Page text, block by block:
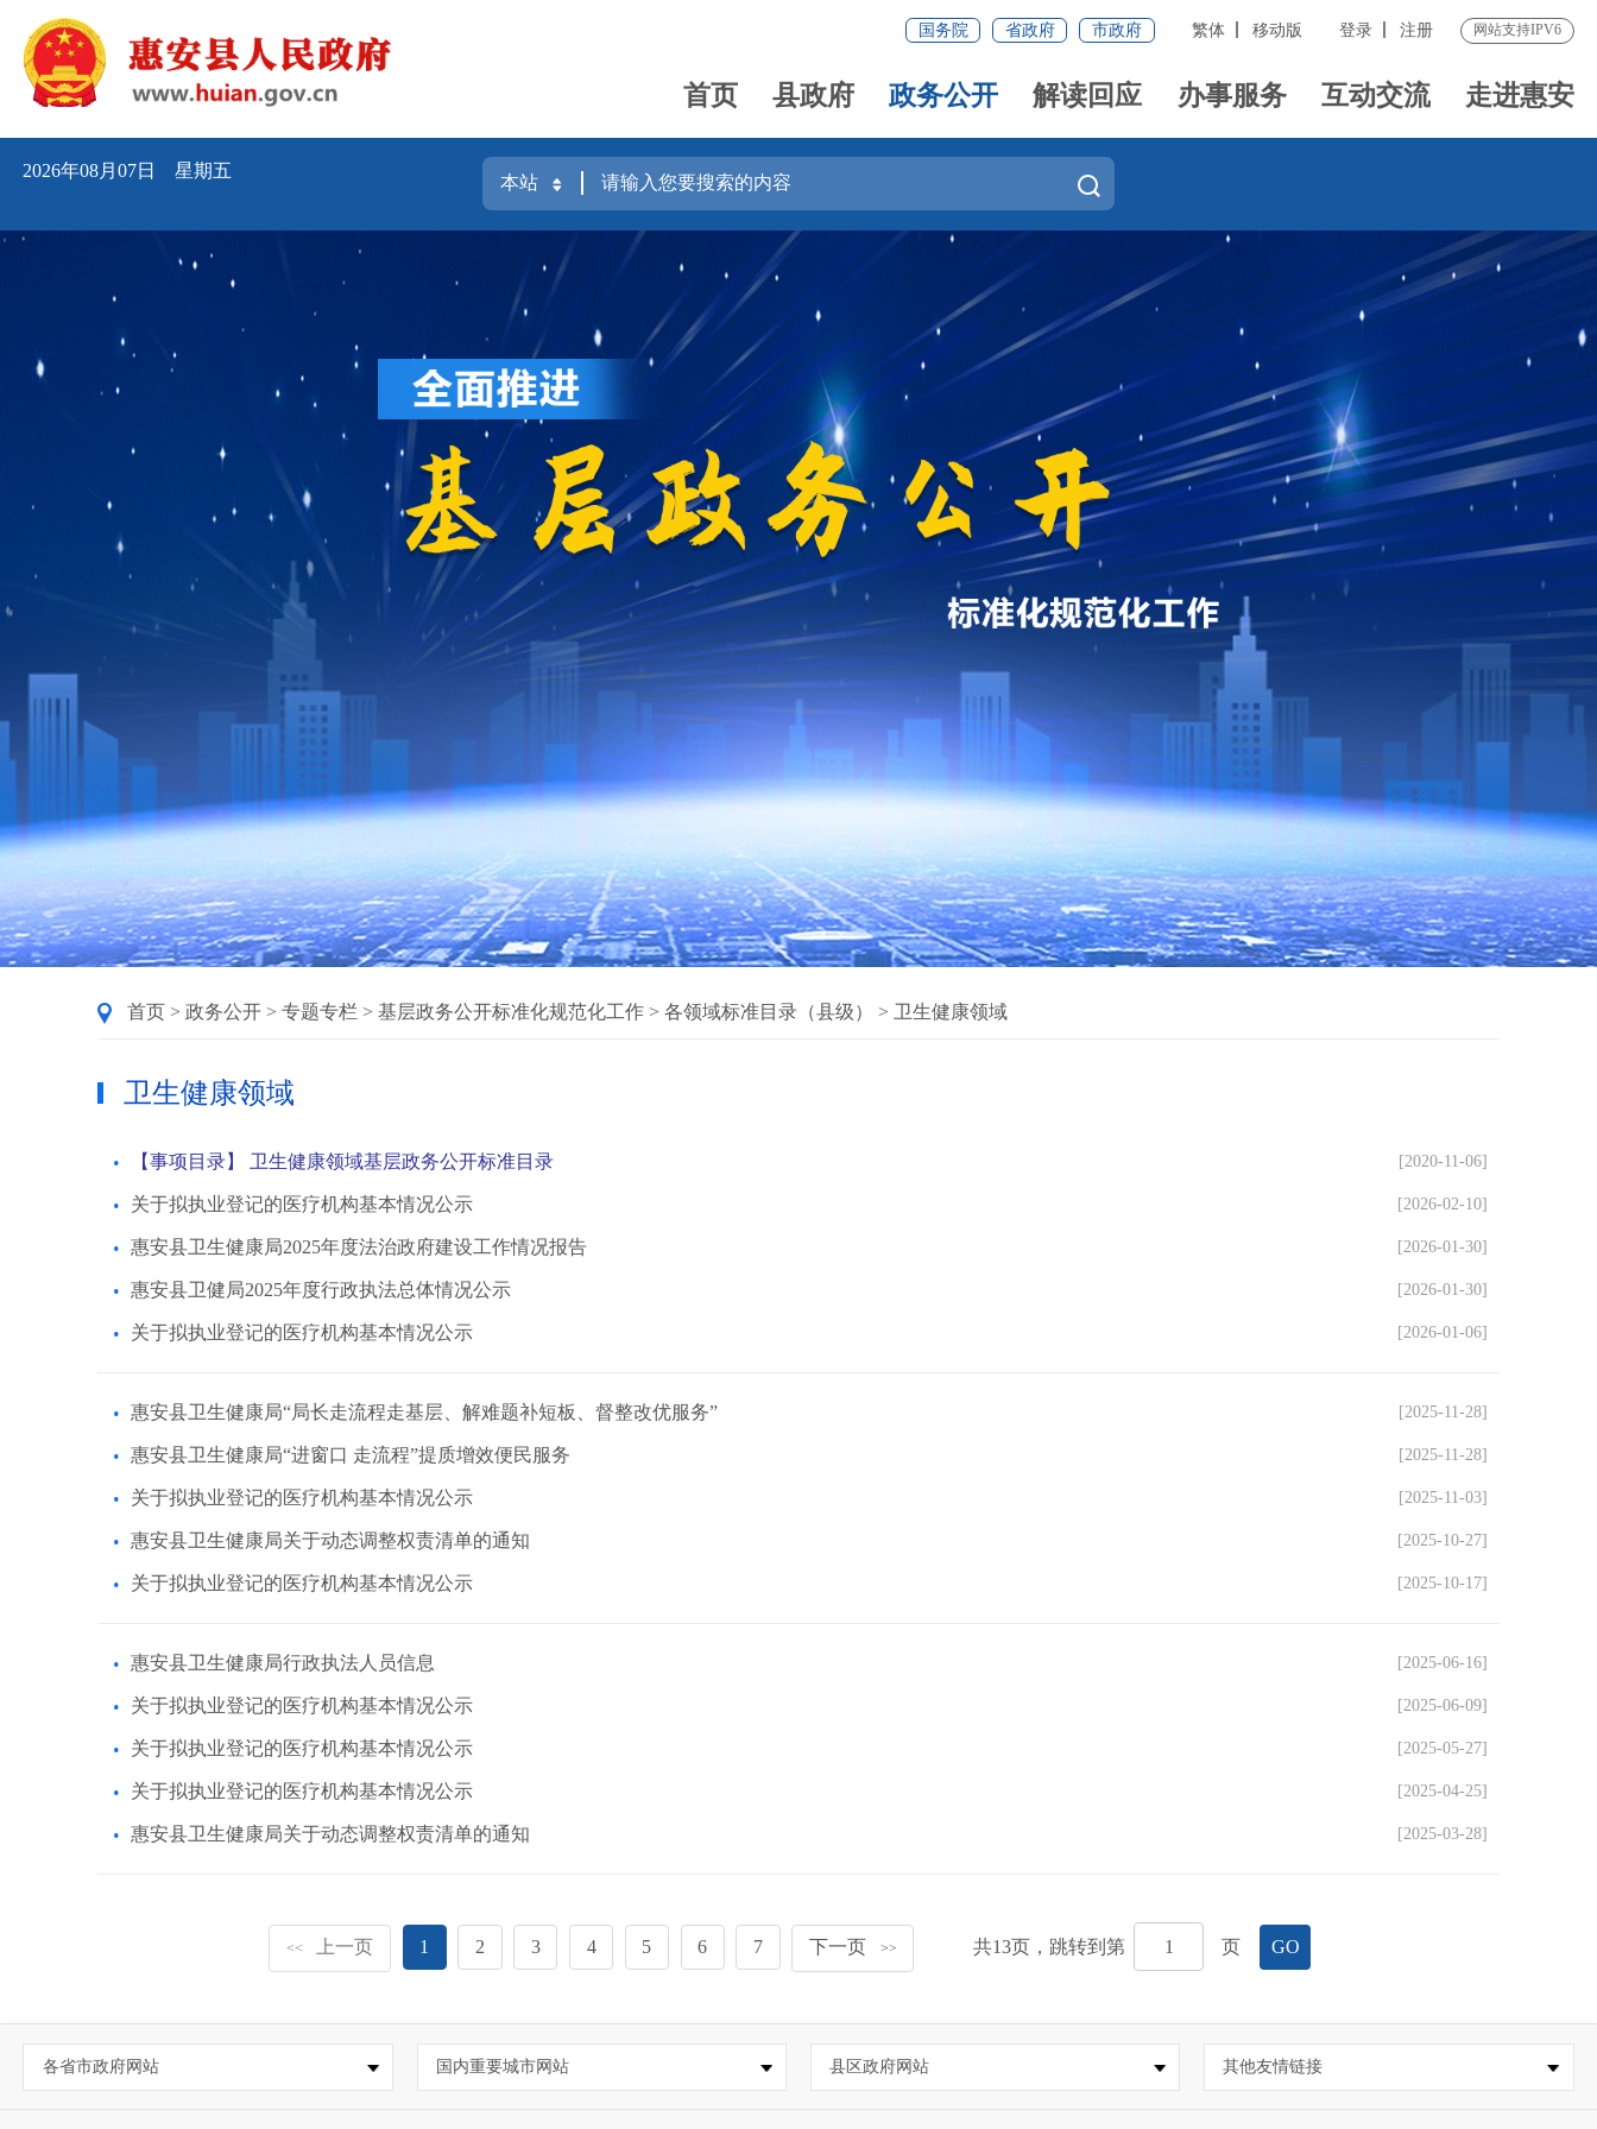
国务院 省政府 市政府 繁体 移动版 登录 注册 网站支持IPV6
首页 县政府 政务公开 解读回应 办事服务 互动交流 走进惠安
2026年08月07日 星期五
首页 > 政务公开 > 专题专栏 > 基层政务公开标准化规范化工作 > 各领域标准目录（县级） > 卫生健康领域
卫生健康领域
[2020-11-06]
【事项目录】 卫生健康领域基层政务公开标准目录
[2026-02-10]
关于拟执业登记的医疗机构基本情况公示
[2026-01-30]
惠安县卫生健康局2025年度法治政府建设工作情况报告
[2026-01-30]
惠安县卫健局2025年度行政执法总体情况公示
[2026-01-06]
关于拟执业登记的医疗机构基本情况公示
[2025-11-28]
惠安县卫生健康局“局长走流程走基层、解难题补短板、督整改优服务”
[2025-11-28]
惠安县卫生健康局“进窗口 走流程”提质增效便民服务
[2025-11-03]
关于拟执业登记的医疗机构基本情况公示
[2025-10-27]
惠安县卫生健康局关于动态调整权责清单的通知
[2025-10-17]
关于拟执业登记的医疗机构基本情况公示
[2025-06-16]
惠安县卫生健康局行政执法人员信息
[2025-06-09]
关于拟执业登记的医疗机构基本情况公示
[2025-05-27]
关于拟执业登记的医疗机构基本情况公示
[2025-04-25]
关于拟执业登记的医疗机构基本情况公示
[2025-03-28]
惠安县卫生健康局关于动态调整权责清单的通知
<< 上一页 1 2 3 4 5 6 7 下一页 >> 共13页，跳转到第 页 GO
各省市政府网站 国内重要城市网站 县区政府网站 其他友情链接